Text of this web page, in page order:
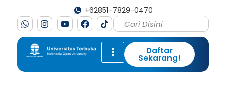
+62851-7829-0470
Daftar
Sekarang!